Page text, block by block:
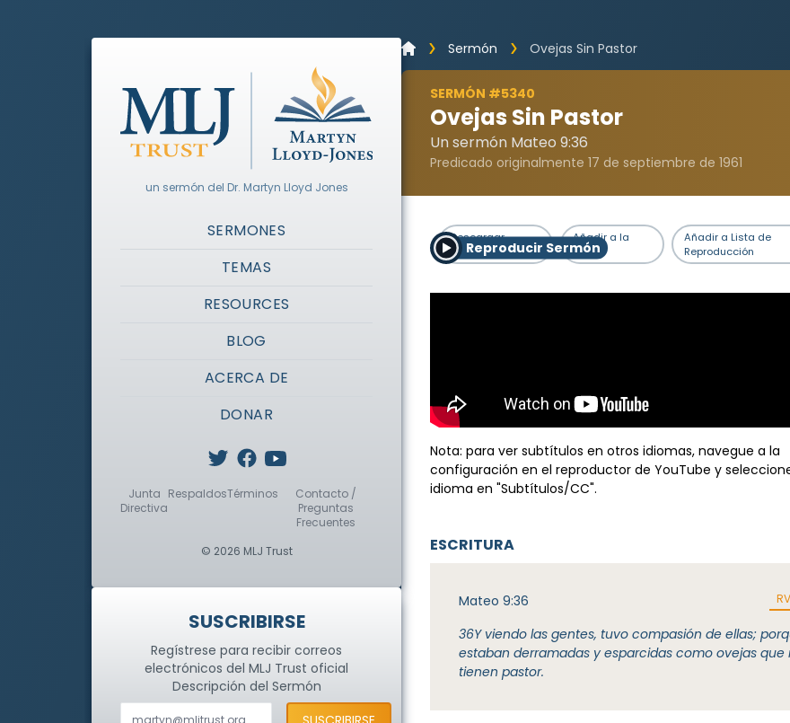
Sermón
Ovejas Sin Pastor
SERMÓN #5340
Ovejas Sin Pastor
Un sermón Mateo 9:36
Predicado originalmente 17 de septiembre de 1961
Reproducir Sermón
Descargar
Sermón
Añadir a la
Cola
Añadir a Lista de
Reproducción
Nota: para ver subtítulos en otros idiomas, navegue a la
configuración en el reproductor de YouTube y
idioma en "Subtítulos/CC".
ESCRITURA
Mateo 9:36
36Y viendo las gentes, tuvo compasión de ellas;
estaban derramadas y esparcidas como ovejas que
tienen pastor.
un sermón del Dr. Martyn Lloyd Jones
SERMONES
TEMAS
RESOURCES
BLOG
ACERCA DE
DONAR
Junta
Directiva
RespaldosTérminos
Contacto /
Preguntas
Frecuentes
© 2026 MLJ Trust
SUSCRIBIRSE
Regístrese para recibir correos
electrónicos del MLJ Trust oficial
Descripción del Sermón